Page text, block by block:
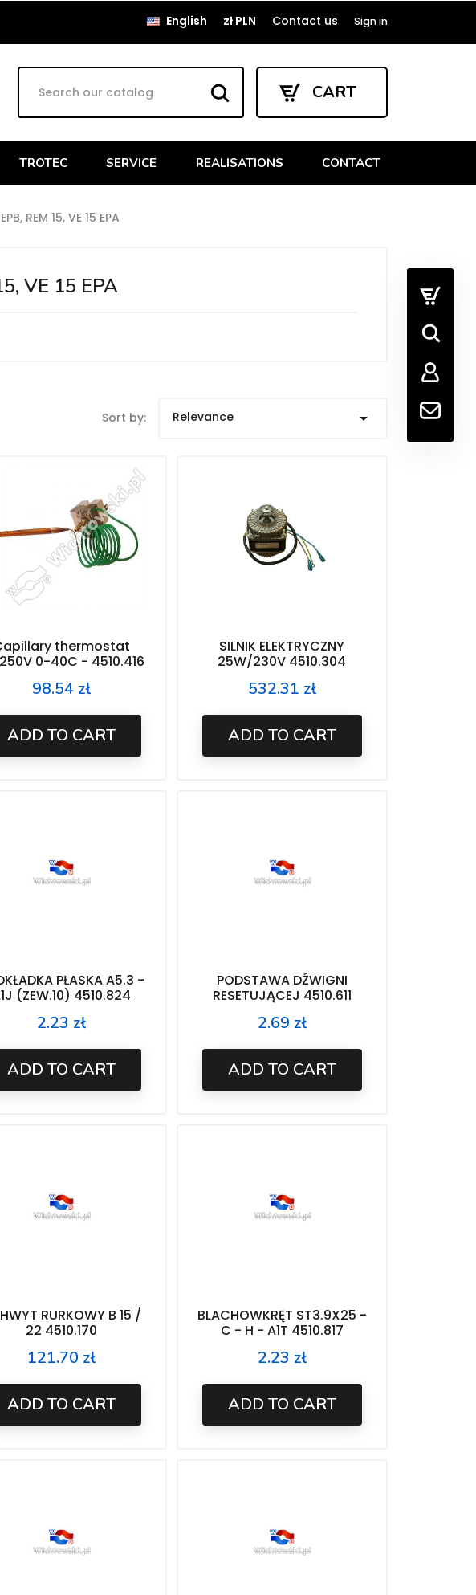
English zł PLN Contact us Sign in
CART
TROTEC SERVICE REALISATIONS CONTACT
REM 15, VE 15 EPA
VE 15 EPA
Sort by: Relevance 
thermostat
0-40C - 4510.416
Price
98.54 zł
ADD TO CART
SILNIK ELEKTRYCZNY
25W/230V 4510.304
Price
532.31 zł
ADD TO CART
PŁASKA A5.3 -
(ZEW.10) 4510.824
Price
2.23 zł
ADD TO CART
PODSTAWA DŹWIGNI
RESETUJĄCEJ 4510.611
Price
2.69 zł
ADD TO CART
RURKOWY B 15 /
22 4510.170
Price
121.70 zł
ADD TO CART
BLACHOWKRĘT ST3.9X25 -
C - H - A1T 4510.817
Price
2.23 zł
ADD TO CART